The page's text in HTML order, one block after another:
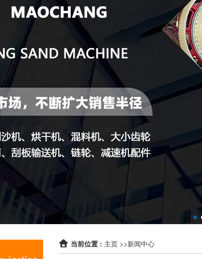
当前位置 : 主页 >>新闻中心